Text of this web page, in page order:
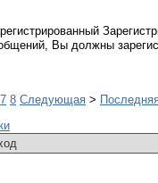
Вы должны
7 8 Следующая >